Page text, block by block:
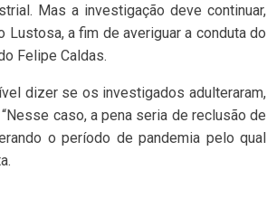
Mas a investigação deve continuar,
Lustosa, a fim de averiguar a conduta do
Felipe Caldas.
dizer se os investigados adulteraram,
caso, a pena seria de reclusão de
o período de pandemia pelo qual